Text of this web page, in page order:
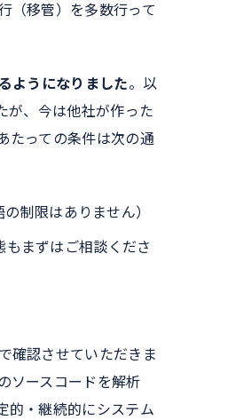
（移管）を多数行って
ようになりました。以
が、今は他社が作った
たっての条件は次の通
の制限はありません）
まずはご相談くださ
確認させていただきま
ソースコードを解析
的・継続的にシステム